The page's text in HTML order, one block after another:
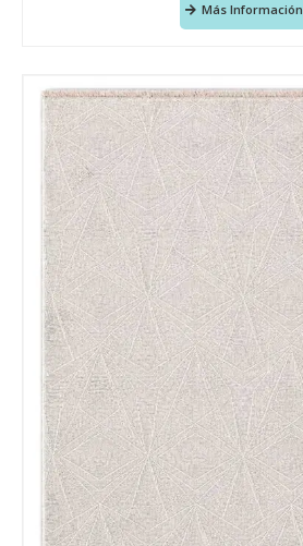
Más Información